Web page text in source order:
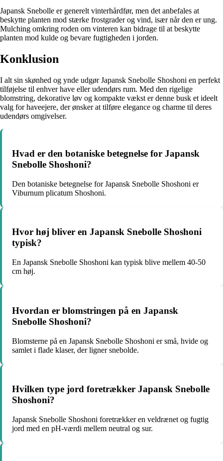
Japansk Snebolle er generelt vinterhårdfør, men det anbefales at
beskytte planten mod stærke frostgrader og vind, især når den er ung.
Mulching omkring roden om vinteren kan bidrage til at beskytte
planten mod kulde og bevare fugtigheden i jorden.
Konklusion
I alt sin skønhed og ynde udgør Japansk Snebolle Shoshoni en perfekt
tilføjelse til enhver have eller udendørs rum. Med den rigelige
blomstring, dekorative løv og kompakte vækst er denne busk et ideelt
valg for haveejere, der ønsker at tilføre elegance og charme til deres
udendørs omgivelser.
Hvad er den botaniske betegnelse for Japansk
Snebolle Shoshoni?
Den botaniske betegnelse for Japansk Snebolle Shoshoni er
Viburnum plicatum Shoshoni.
Hvor høj bliver en Japansk Snebolle Shoshoni
typisk?
En Japansk Snebolle Shoshoni kan typisk blive mellem 40-50
cm høj.
Hvordan er blomstringen på en Japansk
Snebolle Shoshoni?
Blomsterne på en Japansk Snebolle Shoshoni er små, hvide og
samlet i flade klaser, der ligner snebolde.
Hvilken type jord foretrækker Japansk Snebolle
Shoshoni?
Japansk Snebolle Shoshoni foretrækker en veldrænet og fugtig
jord med en pH-værdi mellem neutral og sur.